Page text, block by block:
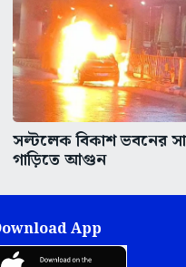
সল্টলেক বিকাশ ভবনের
গাড়িতে আগুন
App